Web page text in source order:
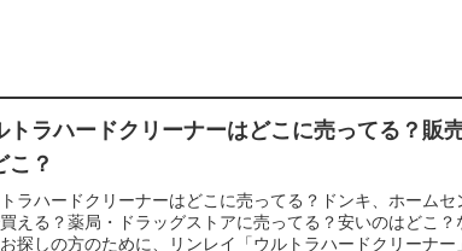
トラハードクリーナーはどこに売ってる？販
こ？
ラハードクリーナーはどこに売ってる？ドンキ、ホームセ
える？薬局・ドラッグストアに売ってる？安いのはどこ？
探しの方のために、リンレイ「ウルトラハードクリーナー